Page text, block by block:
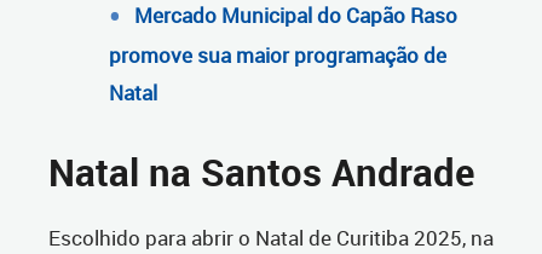
Mercado Municipal do Capão Raso
promove sua maior programação de
Natal
Natal na Santos Andrade
Escolhido para abrir o Natal de Curitiba 2025, na